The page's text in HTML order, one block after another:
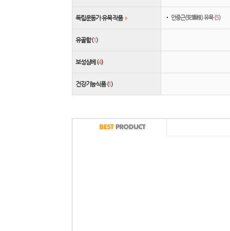
독립운동가 유묵 작품 안중근(安重根) 유묵 (5)
유골함 (1)
보성삼베 (4)
건강기능식품 (1)